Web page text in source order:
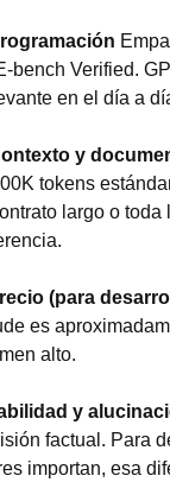
bench Verified.
en el día a
y
tokens
largo o
(para
es
alto.
y
factual. Para
importan, esa